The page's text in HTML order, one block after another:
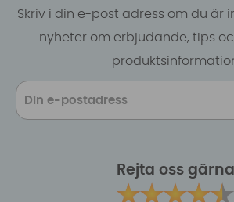
Skriv i din e-post adress om du är
nyheter om erbjudande, tips
Rejta oss gärna